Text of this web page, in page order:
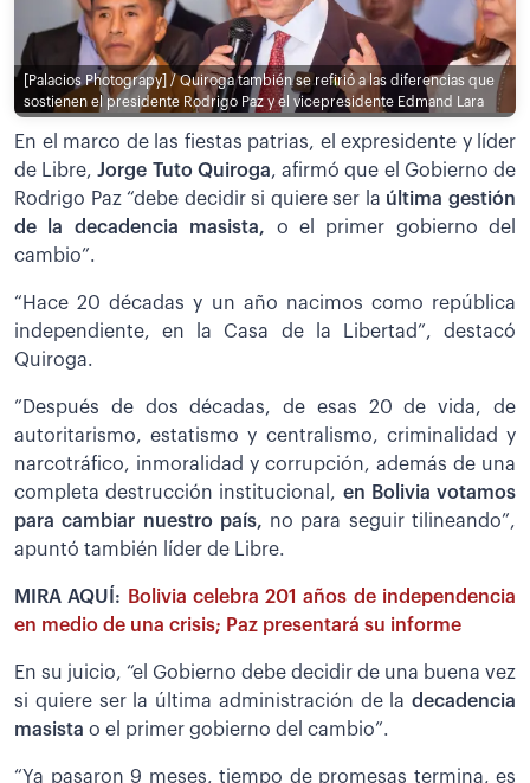
[Palacios Photograpy] / Quiroga también se refirió a las diferencias que
sostienen el presidente Rodrigo Paz y el vicepresidente Edmand Lara
En el marco de las fiestas patrias, el expresidente y líder
de Libre,Jorge Tuto Quiroga, afirmó que el Gobierno de
Rodrigo Paz “debe decidir si quiere ser la última gestión
de la decadencia masista, o el primer gobierno del
cambio”.
“Hace 20 décadas y un año nacimos como república
independiente, en la Casa de la Libertad”, destacó
Quiroga.
”Después de dos décadas, de esas 20 de vida, de
autoritarismo, estatismo y centralismo, criminalidad y
narcotráfico, inmoralidad y corrupción, además de una
completa destrucción institucional, en Bolivia votamos
para cambiar nuestro país, no para seguir tilineando”,
apuntó también líder de Libre.
MIRA AQUÍ:
Bolivia celebra 201 años de independencia
en medio de una crisis; Paz presentará su informe
En su juicio, “el Gobierno debe decidir de una buena vez
si quiere ser la última administración de la decadencia
masista o el primer gobierno del cambio”.
“Ya pasaron 9 meses, tiempo de promesas termina, es